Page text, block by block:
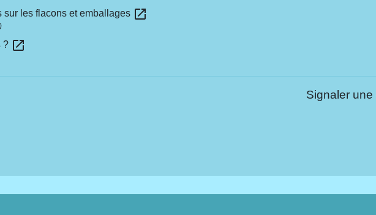
les flacons et emballages open_in_new
? open_in_new
Signaler